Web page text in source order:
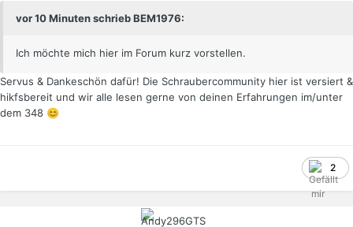
vor 10 Minuten schrieb BEM1976:
Ich möchte mich hier im Forum kurz vorstellen.
Servus & Dankeschön dafür! Die Schraubercommunity hier ist versiert &
hikfsbereit und wir alle lesen gerne von deinen Erfahrungen im/unter
dem 348 😊
2